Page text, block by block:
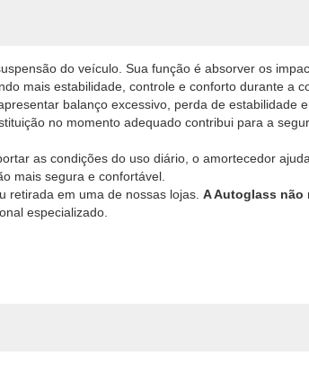
do veículo. Sua função é absorver os
mais estabilidade, controle e conforto durante a
balanço excessivo, perda de estabilidade
no momento adequado contribui para a
as condições do uso diário, o amortecedor
mais segura e confortável.
retirada em uma de nossas lojas. A Autoglass não
especializado.